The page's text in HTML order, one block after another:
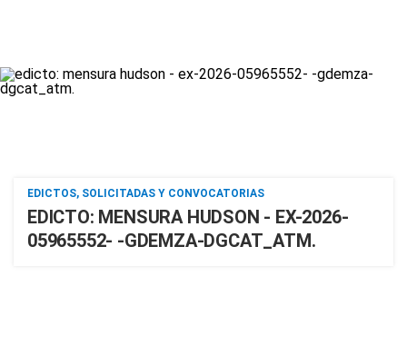
EDICTOS, SOLICITADAS Y CONVOCATORIAS
EDICTO: MENSURA HUDSON - EX-2026-
05965552- -GDEMZA-DGCAT_ATM.